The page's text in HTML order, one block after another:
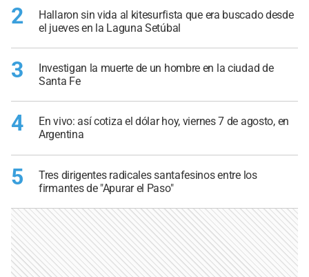
2
Hallaron sin vida al kitesurfista que era buscado desde
el jueves en la Laguna Setúbal
3
Investigan la muerte de un hombre en la ciudad de
Santa Fe
4
En vivo: así cotiza el dólar hoy, viernes 7 de agosto, en
Argentina
5
Tres dirigentes radicales santafesinos entre los
firmantes de "Apurar el Paso"